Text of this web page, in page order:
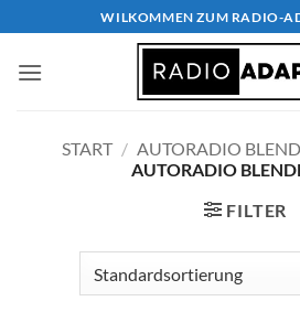
Inhalt
springen
WILKOMMEN ZUM RADIO-
START / AUTORADIO
AUTORADIO
FILTER